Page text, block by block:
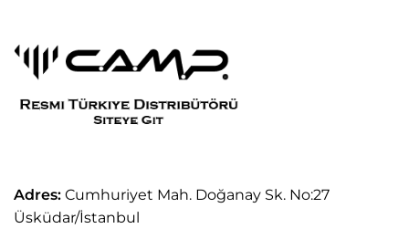
Adres: Cumhuriyet Mah. Doğanay Sk. No:27
Üsküdar/İstanbul